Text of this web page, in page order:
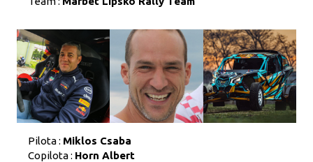
Pilota : Miklos Csaba
Copilota : Horn Albert